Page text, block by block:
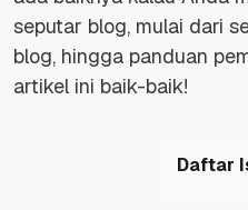
seputar blog, mulai dari
blog, hingga panduan
artikel ini baik-baik!
Daftar